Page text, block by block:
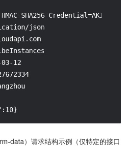
SHA256
json
12
data）请求结构示例（仅特定的接口